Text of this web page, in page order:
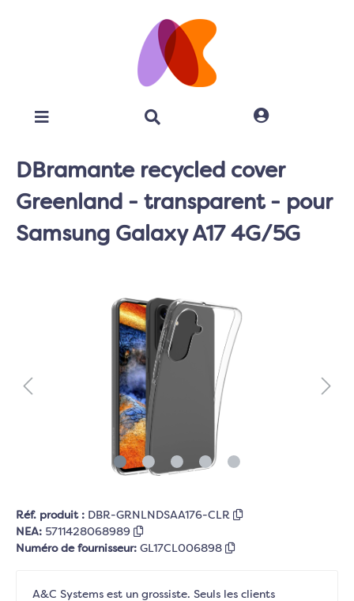
DBramante recycled cover
Greenland - transparent - pour
Samsung Galaxy A17 4G/5G
Réf. produit : DBR-GRNLNDSAA176-CLR
NEA: 5711428068989
Numéro de fournisseur: GL17CL006898
A&C Systems est un grossiste. Seuls les clients